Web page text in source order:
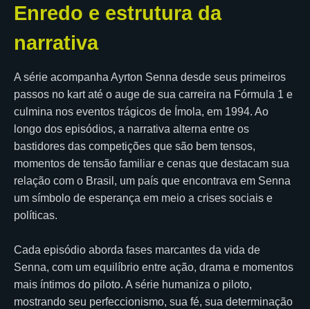
Enredo e estrutura da
narrativa
A série acompanha Ayrton Senna desde seus primeiros
passos no kart até o auge de sua carreira na Fórmula 1 e
culmina nos eventos trágicos de Ímola, em 1994. Ao
longo dos episódios, a narrativa alterna entre os
bastidores das competições que são bem tensos,
momentos de tensão familiar e cenas que destacam sua
relação com o Brasil, um país que encontrava em Senna
um símbolo de esperança em meio a crises sociais e
políticas.
Cada episódio aborda fases marcantes da vida de
Senna, com um equilíbrio entre ação, drama e momentos
mais íntimos do piloto. A série humaniza o piloto,
mostrando seu perfeccionismo, sua fé, sua determinação